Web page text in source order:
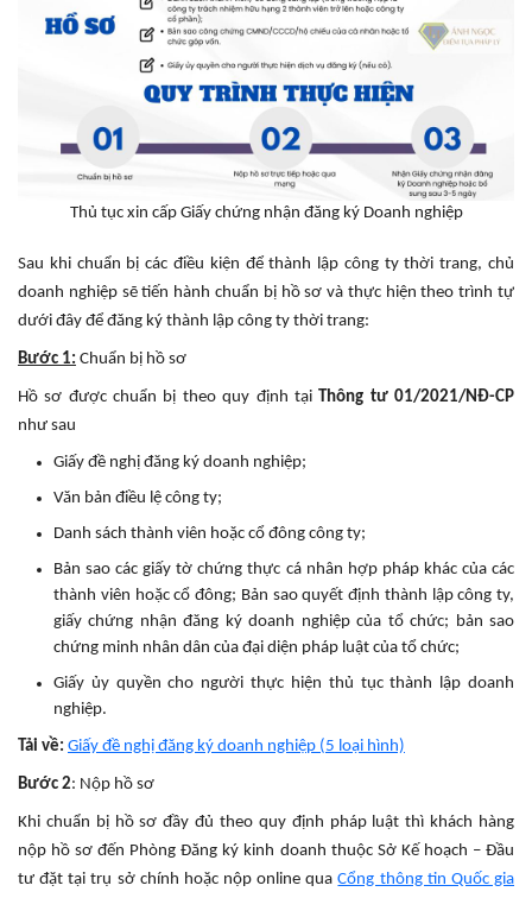
Thủ tục xin cấp Giấy chứng nhận đăng ký Doanh nghiệp
Sau khi chuẩn bị các điều kiện để thành lập công ty thời trang, chủ
doanh nghiệp sẽ tiến hành chuẩn bị hồ sơ và thực hiện theo trình tự
dưới đây để đăng ký thành lập công ty thời trang:
Bước 1: Chuẩn bị hồ sơ
Hồ sơ được chuẩn bị theo quy định tạiThông tư 01/2021/NĐ-CP
như sau
Giấy đề nghị đăng ký doanh nghiệp;
Văn bản điều lệ công ty;
Danh sách thành viên hoặc cổ đông công ty;
Bản sao các giấy tờ chứng thực cá nhân hợp pháp khác của các
thành viên hoặc cổ đông; Bản sao quyết định thành lập công ty,
giấy chứng nhận đăng ký doanh nghiệp của tổ chức; bản sao
chứng minh nhân dân của đại diện pháp luật của tổ chức;
Giấy ủy quyền cho người thực hiện thủ tục thành lập doanh
nghiệp.
Tải về: Giấy đề nghị đăng ký doanh nghiệp (5 loại hình)
Bước 2: Nộp hồ sơ
Khi chuẩn bị hồ sơ đầy đủ theo quy định pháp luật thì khách hàng
nộp hồ sơ đến Phòng Đăng ký kinh doanh thuộc Sở Kế hoạch – Đầu
tư đặt tại trụ sở chính hoặc nộp online quaCổng thông tin Quốc gia